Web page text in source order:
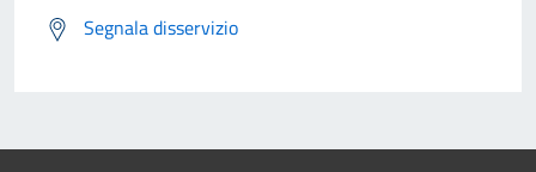
Segnala disservizio